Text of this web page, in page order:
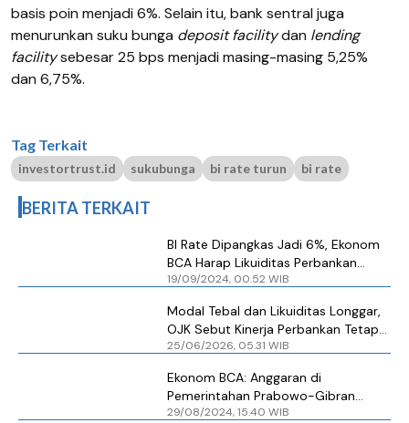
basis poin menjadi 6%. Selain itu, bank sentral juga
menurunkan suku bunga deposit facilitydan lending
facilitysebesar 25 bps menjadi masing-masing 5,25%
dan 6,75%.
Tag Terkait
investortrust.id sukubunga bi rate turun bi rate
BERITA TERKAIT
BI Rate Dipangkas Jadi 6%, Ekonom
BCA Harap Likuiditas Perbankan
Lebih Longgar
19/09/2024, 00.52 WIB
Modal Tebal dan Likuiditas Longgar,
OJK Sebut Kinerja Perbankan Tetap
Kokoh di Kuartal II 2026
25/06/2026, 05.31 WIB
Ekonom BCA: Anggaran di
Pemerintahan Prabowo-Gibran
Masih Longgar, Defisit APBN 2025 di
29/08/2024, 15.40 WIB